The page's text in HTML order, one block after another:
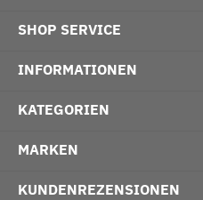
SHOP SERVICE
INFORMATIONEN
KATEGORIEN
MARKEN
KUNDENREZENSIONEN